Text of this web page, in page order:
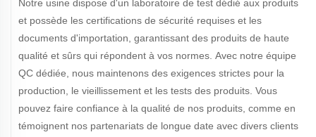
Notre usine dispose d'un laboratoire de test dédié aux produits
et possède les certifications de sécurité requises et les
documents d'importation, garantissant des produits de haute
qualité et sûrs qui répondent à vos normes. Avec notre équipe
QC dédiée, nous maintenons des exigences strictes pour la
production, le vieillissement et les tests des produits. Vous
pouvez faire confiance à la qualité de nos produits, comme en
témoignent nos partenariats de longue date avec divers clients